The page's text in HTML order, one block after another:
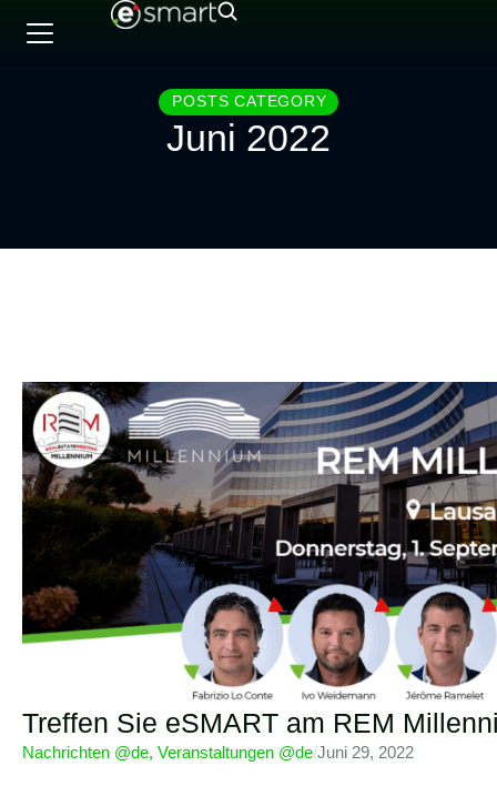
POSTS CATEGORY
Juni 2022
Treffen Sie eSMART am REM
Nachrichten @de, Veranstaltungen @de/Juni 29, 2022